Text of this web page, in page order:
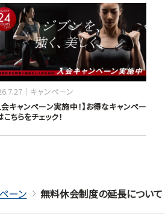
ーン 無料休会制度の延長について
会キャンペーン実施中！】お得なキャンペー
こちらをチェック！
キャンペーン